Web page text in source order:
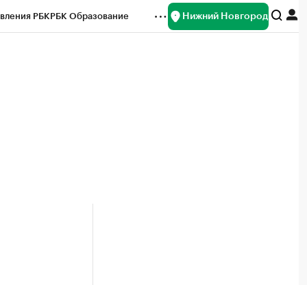
РБКРБК Образование Нижний Новгород